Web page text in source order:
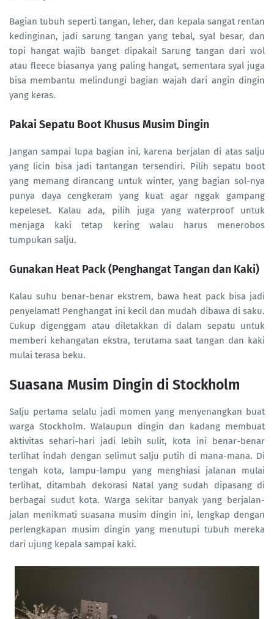
Bagian tubuh seperti tangan, leher, dan kepala sangat rentan
kedinginan, jadi sarung tangan yang tebal, syal besar, dan
topi hangat wajib banget dipakai! Sarung tangan dari wol
atau fleece biasanya yang paling hangat, sementara syal juga
bisa membantu melindungi bagian wajah dari angin dingin
yang keras.
Pakai Sepatu Boot Khusus Musim Dingin
Jangan sampai lupa bagian ini, karena berjalan di atas salju
yang licin bisa jadi tantangan tersendiri. Pilih sepatu boot
yang memang dirancang untuk winter, yang bagian sol-nya
punya daya cengkeram yang kuat agar nggak gampang
kepeleset. Kalau ada, pilih juga yang waterproof untuk
menjaga kaki tetap kering walau harus menerobos
tumpukan salju.
Gunakan Heat Pack (Penghangat Tangan dan Kaki)
Kalau suhu benar-benar ekstrem, bawa heat pack bisa jadi
penyelamat! Penghangat ini kecil dan mudah dibawa di saku.
Cukup digenggam atau diletakkan di dalam sepatu untuk
memberi kehangatan ekstra, terutama saat tangan dan kaki
mulai terasa beku.
Suasana Musim Dingin di Stockholm
Salju pertama selalu jadi momen yang menyenangkan buat
warga Stockholm. Walaupun dingin dan kadang membuat
aktivitas sehari-hari jadi lebih sulit, kota ini benar-benar
terlihat indah dengan selimut salju putih di mana-mana. Di
tengah kota, lampu-lampu yang menghiasi jalanan mulai
terlihat, ditambah dekorasi Natal yang sudah dipasang di
berbagai sudut kota. Warga sekitar banyak yang berjalan-
jalan menikmati suasana musim dingin ini, lengkap dengan
perlengkapan musim dingin yang menutupi tubuh mereka
dari ujung kepala sampai kaki.